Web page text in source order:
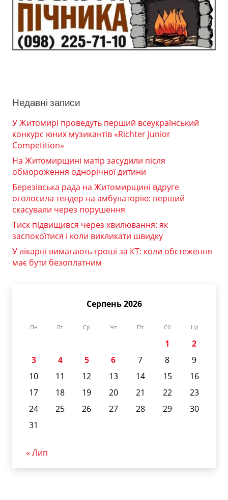
Недавні записи
У Житомирі проведуть перший всеукраїнський
конкурс юних музикантів «Richter Junior
Competition»
На Житомирщині матір засудили після
обмороження однорічної дитини
Березівська рада на Житомирщині вдруге
оголосила тендер на амбулаторію: перший
скасували через порушення
Тиск підвищився через хвилювання: як
заспокоїтися і коли викликати швидку
У лікарні вимагають гроші за КТ: коли обстеження
має бути безоплатним
Серпень 2026
Пн Вт Ср Чт Пт Сб Нд
1
2
3
4 5 6 7 8
9
10
11 12 13 14 15
16
17
18 19 20 21 22
23
24
25 26 27 28 29
30
31
« Лип